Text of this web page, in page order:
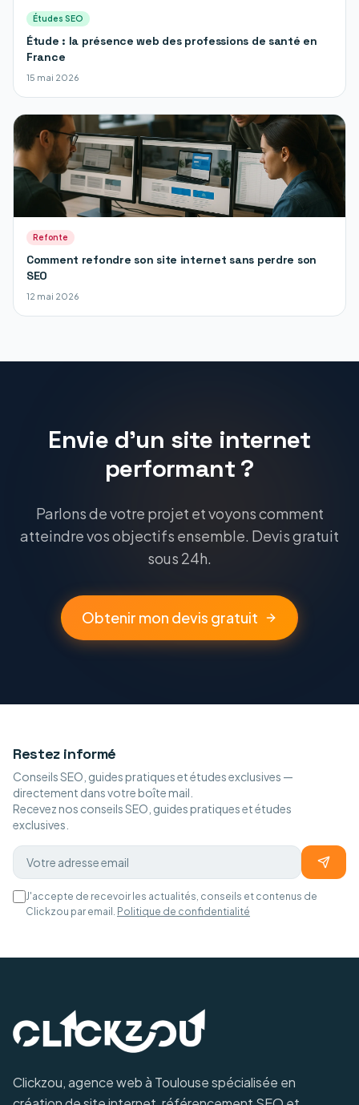
Études SEO
Étude : la présence web des professions de santé en
France
15 mai 2026
Refonte
Comment refondre son site internet sans perdre son
SEO
12 mai 2026
Envie d'un site internet
performant ?
Parlons de votre projet et voyons comment
atteindre vos objectifs ensemble. Devis gratuit
sous 24h.
Obtenir mon devis gratuit
Restez informé
Conseils SEO, guides pratiques et études exclusives —
directement dans votre boîte mail.
Recevez nos conseils SEO, guides pratiques et études
exclusives.
J'accepte de recevoir les actualités, conseils et contenus de
Clickzou par email.
Politique de confidentialité
Clickzou, agence web à Toulouse spécialisée en